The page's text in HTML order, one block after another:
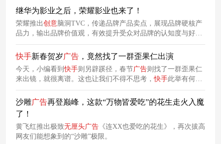
继华为影业之后，荣耀影业也来了！
荣耀推出创意脑洞TVC，传递品牌产品卖点，展现品牌硬核产
品力，输出品牌价值观，有效提升受众对品牌的认知度与好感
度。
快手新春贺岁广告 ，竟然找了一群歪果仁出演
今天，小编看到快手则另辟蹊径，春节广告则找了一群歪果仁
来出镜，就很离谱。这也让我们不得不思考，快手此举有何用
意？要知道内幕，还是先一起来看看短片吧~
沙雕广告再登巅峰，这款“万物皆爱吃”的花生走火入魔
了！
黄飞红推出极致无厘头广告 《连XX也爱吃的花生》，再次拔高
网友们能想象到的“沙雕”极限。